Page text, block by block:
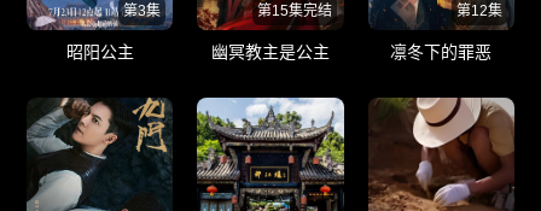
第3集
昭阳公主
第15集完结
幽冥教主是公主
第12集
凛冬下的罪恶